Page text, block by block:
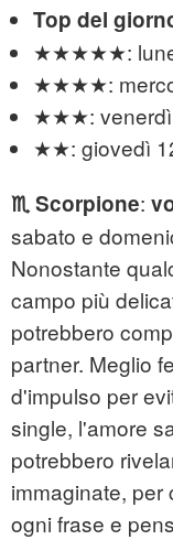
Top del
★★★★★:
★★★★:
★★★: venerdì
★★: giovedì
♏Scorpione:
sabato e
Nonostante
campo più
potrebbero
partner. Meglio
d'impulso per
single, l'amore
potrebbero
immaginate, per
ogni frase e